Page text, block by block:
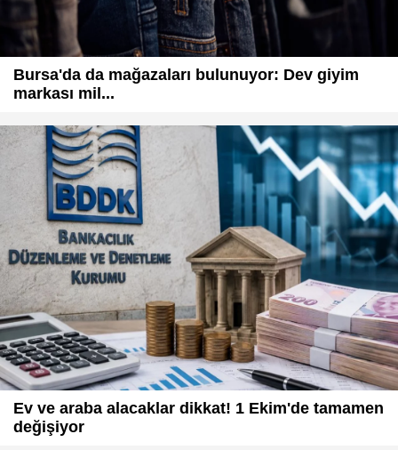
Bursa'da da mağazaları bulunuyor: Dev giyim
markası mil...
Ev ve araba alacaklar dikkat! 1 Ekim'de tamamen
değişiyor